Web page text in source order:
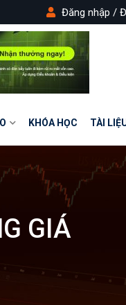
Đăng nhập /
KHÓA HỌC TÀI
GIÁ